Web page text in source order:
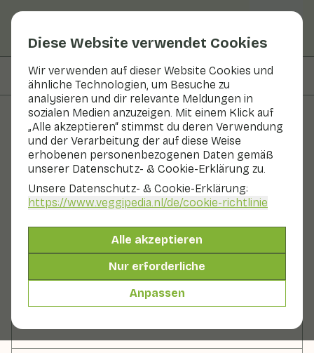
Diese Website verwendet Cookies
Wir verwenden auf dieser Website Cookies und
ähnliche Technologien, um Besuche zu
analysieren und dir relevante Meldungen in
sozialen Medien anzuzeigen. Mit einem Klick auf
„Alle akzeptieren“ stimmst du deren Verwendung
und der Verarbeitung der auf diese Weise
erhobenen personenbezogenen Daten gemäß
unserer Datenschutz- & Cookie-Erklärung zu.
Unsere Datenschutz- & Cookie-Erklärung:
https://www.veggipedia.nl/de/cookie-richtlinie
Alle akzeptieren
Nur erforderliche
Anpassen
Auf dieser Seite Zutaten
Rezepte
Ravioli mit gerösteter
Paprikasauce
255 g Gemüse p. P.